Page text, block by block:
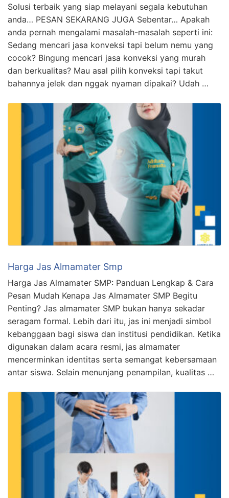
Solusi terbaik yang siap melayani segala kebutuhan
anda… PESAN SEKARANG JUGA Sebentar… Apakah
anda pernah mengalami masalah-masalah seperti ini:
Sedang mencari jasa konveksi tapi belum nemu yang
cocok? Bingung mencari jasa konveksi yang murah
dan berkualitas? Mau asal pilih konveksi tapi takut
bahannya jelek dan nggak nyaman dipakai? Udah …
Harga Jas Almamater Smp
Harga Jas Almamater SMP: Panduan Lengkap & Cara
Pesan Mudah Kenapa Jas Almamater SMP Begitu
Penting? Jas almamater SMP bukan hanya sekadar
seragam formal. Lebih dari itu, jas ini menjadi simbol
kebanggaan bagi siswa dan institusi pendidikan. Ketika
digunakan dalam acara resmi, jas almamater
mencerminkan identitas serta semangat kebersamaan
antar siswa. Selain menunjang penampilan, kualitas …